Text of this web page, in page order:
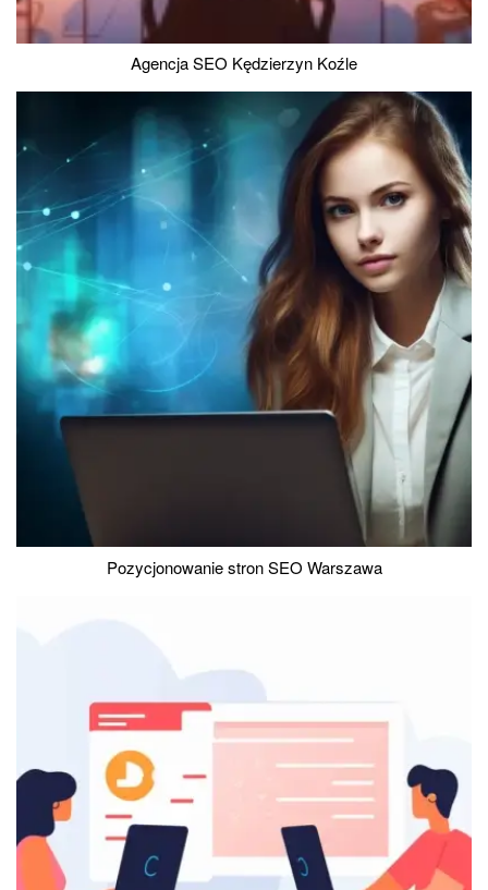
Agencja SEO Kędzierzyn Koźle
Pozycjonowanie stron SEO Warszawa